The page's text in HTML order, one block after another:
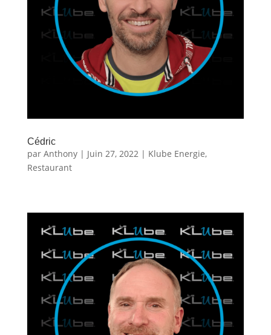
Cédric
par Anthony| Juin 27, 2022| Klube Energie,
Restaurant